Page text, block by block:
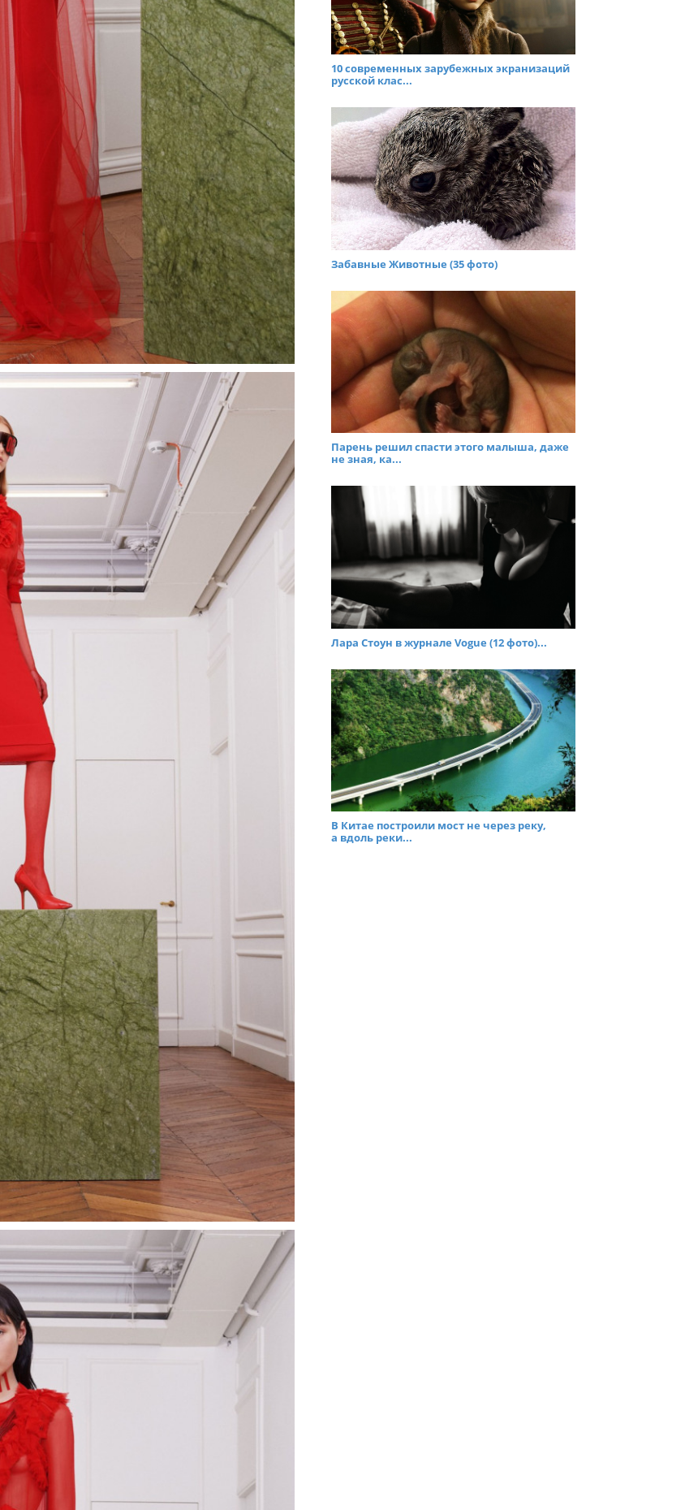
10 современных зарубежных экранизаций
русской клас...
Забавные Животные (35 фото)
Парень решил спасти этого малыша, даже
не зная, ка...
Лара Стоун в журнале Vogue (12 фото)...
В Китае построили мост не через реку,
а вдоль реки...